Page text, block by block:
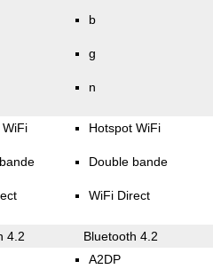
b
g
n
Hotspot WiFi
Double bande
WiFi Direct
4.2 Bluetooth 4.2
A2DP